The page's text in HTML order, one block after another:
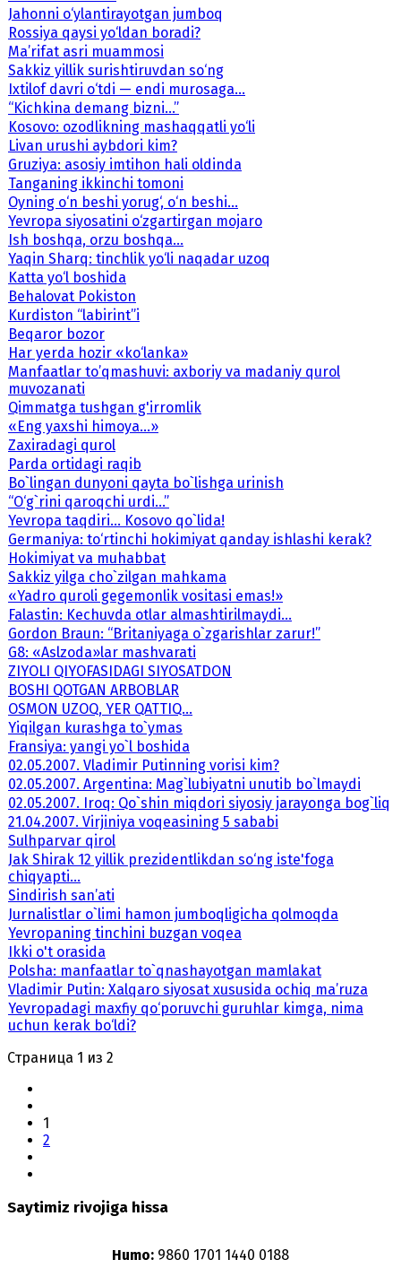
Jahonni o‘ylantirayotgan jumboq
Rossiya qaysi yo‘ldan boradi?
Ma’rifat asri muammosi
Sakkiz yillik surishtiruvdan so‘ng
Ixtilof davri o‘tdi — endi murosaga...
“Kichkina demang bizni...”
Kosovo: ozodlikning mashaqqatli yo‘li
Livan urushi aybdori kim?
Gruziya: asosiy imtihon hali oldinda
Tanganing ikkinchi tomoni
Oyning o‘n beshi yorug‘, o‘n beshi...
Yevropa siyosatini o‘zgartirgan mojaro
Ish boshqa, orzu boshqa...
Yaqin Sharq: tinchlik yo‘li naqadar uzoq
Katta yo‘l boshida
Behalovat Pokiston
Kurdiston “labirint”i
Beqaror bozor
Har yerda hozir «ko‘lanka»
Manfaatlar to’qmashuvi: axboriy va madaniy qurol
muvozanati
Qimmatga tushgan g'irromlik
«Eng yaxshi himoya...»
Zaxiradagi qurol
Parda ortidagi raqib
Bo`lingan dunyoni qayta bo`lishga urinish
“O‘g`rini qaroqchi urdi...”
Yevropa taqdiri... Kosovo qo`lida!
Germaniya: to‘rtinchi hokimiyat qanday ishlashi kerak?
Hokimiyat va muhabbat
Sakkiz yilga cho`zilgan mahkama
«Yadro quroli gegemonlik vositasi emas!»
Falastin: Kechuvda otlar almashtirilmaydi...
Gordon Braun: “Britaniyaga o`zgarishlar zarur!”
G8: «Aslzoda»lar mashvarati
ZIYOLI QIYOFASIDAGI SIYOSATDON
BOSHI QOTGAN ARBOBLAR
OSMON UZOQ, YER QATTIQ...
Yiqilgan kurashga to`ymas
Fransiya: yangi yo`l boshida
02.05.2007. Vladimir Putinning vorisi kim?
02.05.2007. Argentina: Mag`lubiyatni unutib bo`lmaydi
02.05.2007. Iroq: Qo`shin miqdori siyosiy jarayonga bog`liq
21.04.2007. Virjiniya voqeasining 5 sababi
Sulhparvar qirol
Jak Shirak 12 yillik prezidentlikdan so‘ng iste'foga
chiqyapti...
Sindirish san’ati
Jurnalistlar o`limi hamon jumboqligicha qolmoqda
Yevropaning tinchini buzgan voqea
Ikki o't orasida
Polsha: manfaatlar to`qnashayotgan mamlakat
Vladimir Putin: Xalqaro siyosat xususida ochiq ma’ruza
Yevropadagi maxfiy qo‘poruvchi guruhlar kimga, nima
uchun kerak bo‘ldi?
Страница 1 из 2
1
2
Saytimiz rivojiga hissa
Humo: 9860 1701 1440 0188